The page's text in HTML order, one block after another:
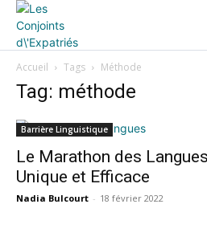
Accueil Tags Méthode
Tag: méthode
Barrière Linguistique
Le Marathon des
Unique et Efficace
Nadia Bulcourt - 18 février 2022